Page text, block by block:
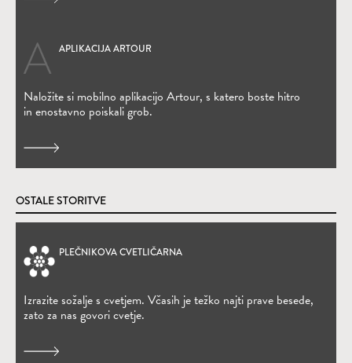
APLIKACIJA ARTOUR
Naložite si mobilno aplikacijo Artour, s katero boste hitro
in enostavno poiskali grob.
(Odpre se v novem oknu)
OSTALE STORITVE
PLEČNIKOVA CVETLIČARNA
Izrazite sožalje s cvetjem. Včasih je težko najti prave besede,
zato za nas govori cvetje.
(Odpre se v novem oknu)